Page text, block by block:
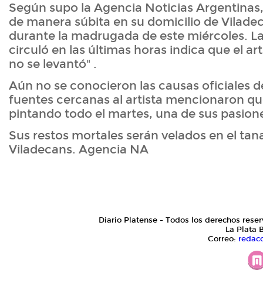
Según supo la Agencia Noticias
de manera súbita en su domicilio de
durante la madrugada de este miércoles.
circuló en las últimas horas indica que el
no se levantó" .
Aún no se conocieron las causas oficiales
fuentes cercanas al artista mencionaron
pintando todo el martes, una de sus
Sus restos mortales serán velados en el
Viladecans. Agencia NA
Diario Platense - Todos los derechos
La Plata
Correo: